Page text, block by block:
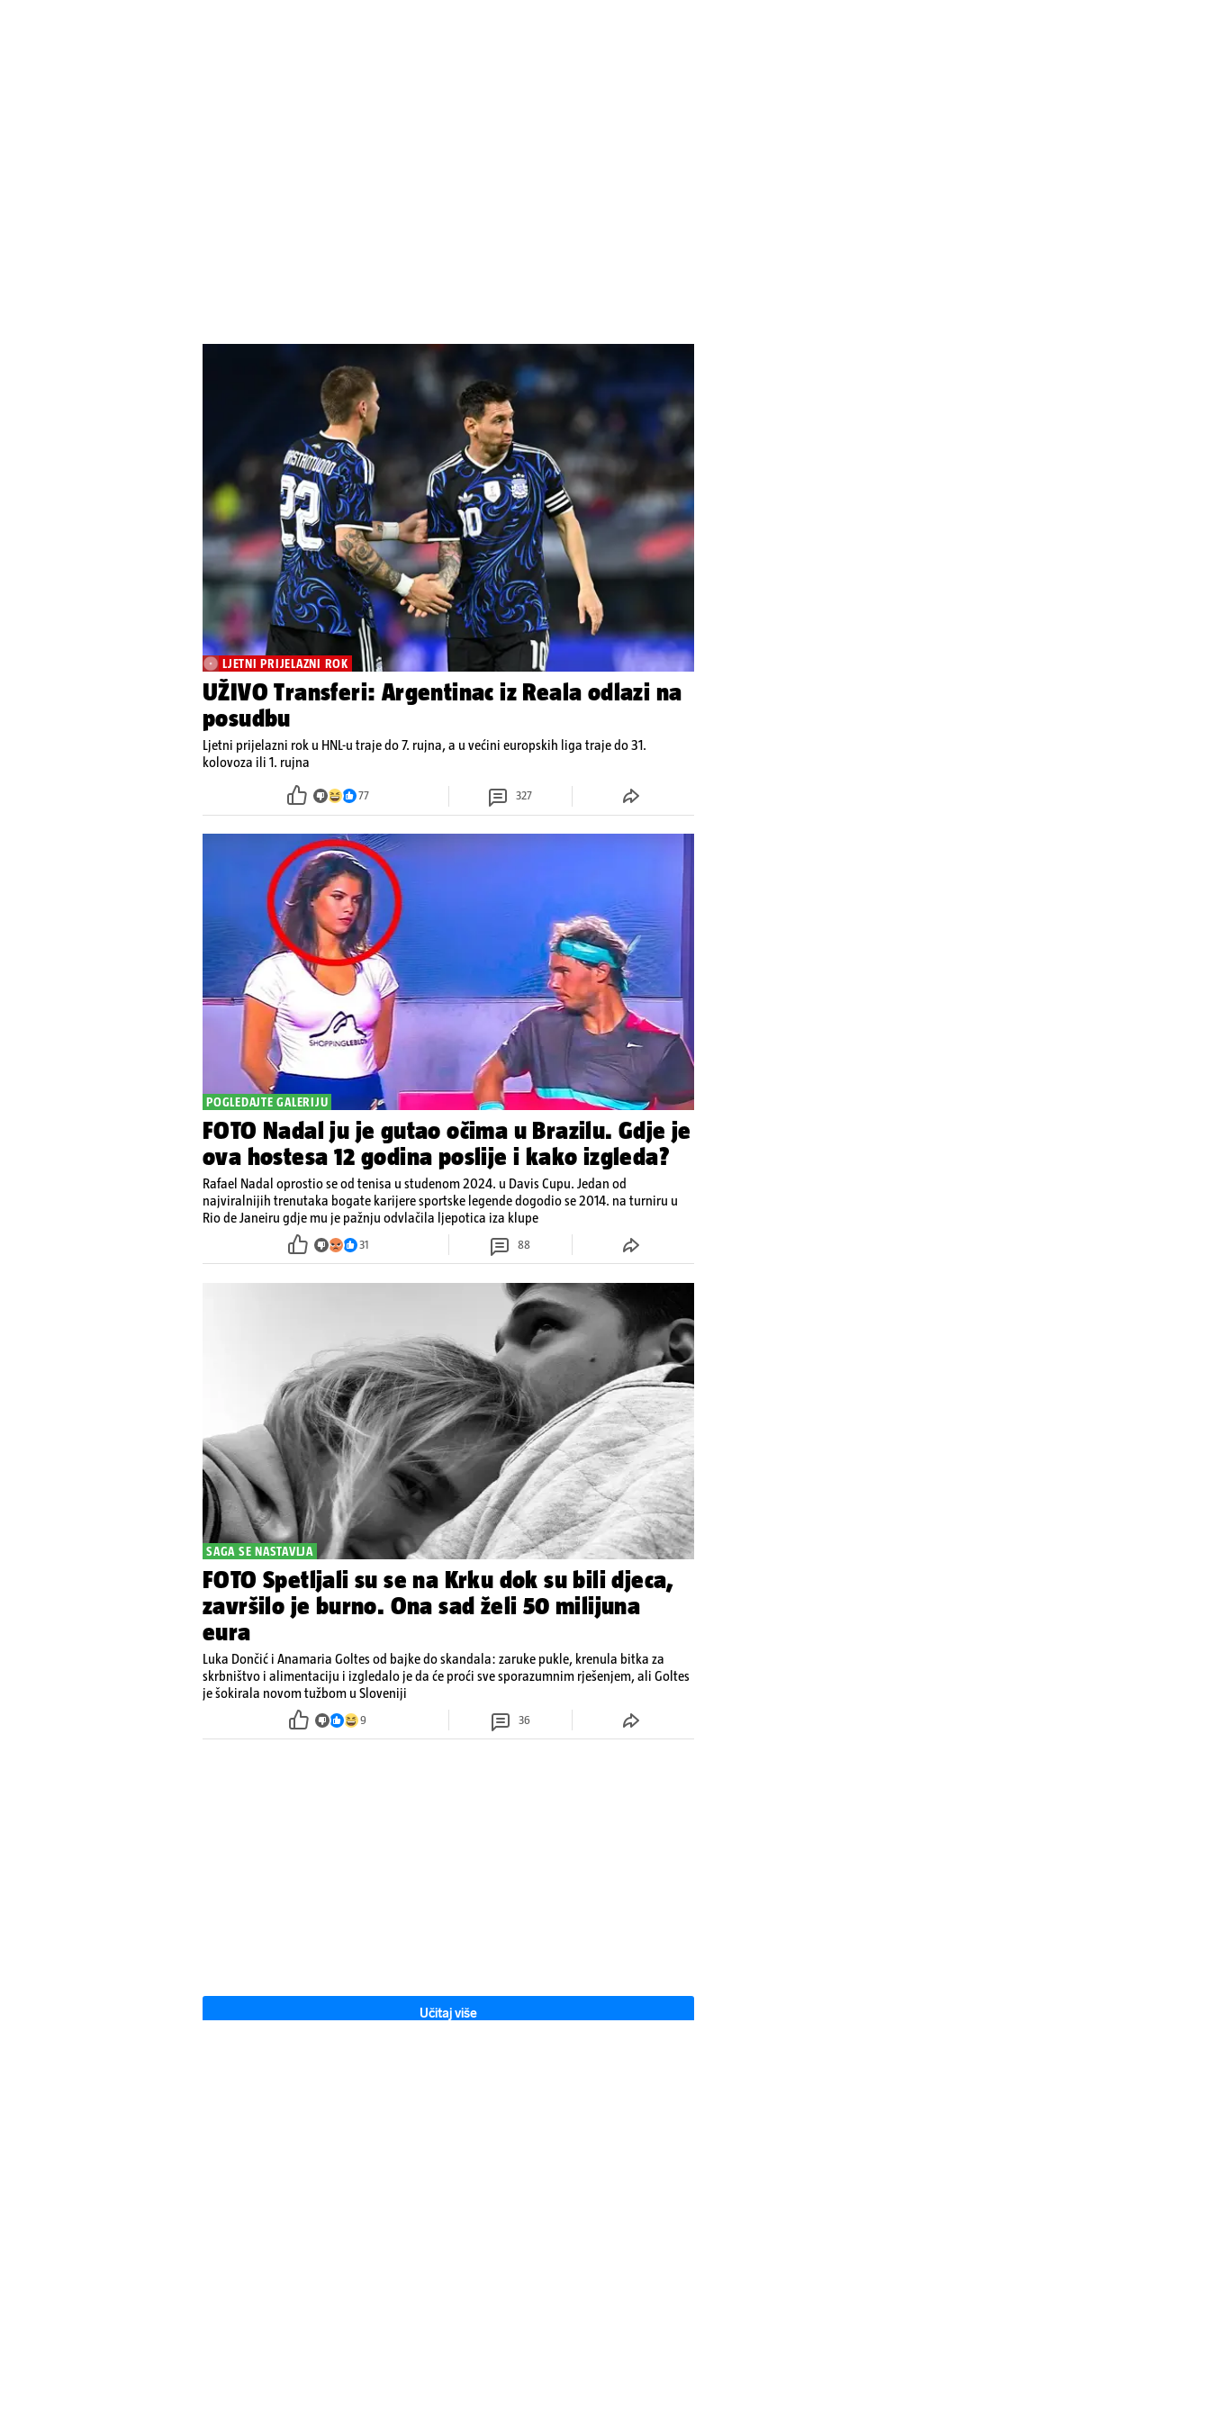
LJETNI PRIJELAZNI ROK
UŽIVO Transferi: Argentinac iz Reala odlazi na
posudbu
Ljetni prijelazni rok u HNL-u traje do 7. rujna, a u većini europskih liga traje do 31.
kolovoza ili 1. rujna
77 327
POGLEDAJTE GALERIJU
FOTO Nadal ju je gutao očima u Brazilu. Gdje je
ova hostesa 12 godina poslije i kako izgleda?
Rafael Nadal oprostio se od tenisa u studenom 2024. u Davis Cupu. Jedan od
najviralnijih trenutaka bogate karijere sportske legende dogodio se 2014. na turniru u
Rio de Janeiru gdje mu je pažnju odvlačila ljepotica iza klupe
31 88
SAGA SE NASTAVLJA
FOTO Spetljali su se na Krku dok su bili djeca,
završilo je burno. Ona sad želi 50 milijuna
eura
Luka Dončić i Anamaria Goltes od bajke do skandala: zaruke pukle, krenula bitka za
skrbništvo i alimentaciju i izgledalo je da će proći sve sporazumnim rješenjem, ali Goltes
je šokirala novom tužbom u Sloveniji
9 36
Učitaj više